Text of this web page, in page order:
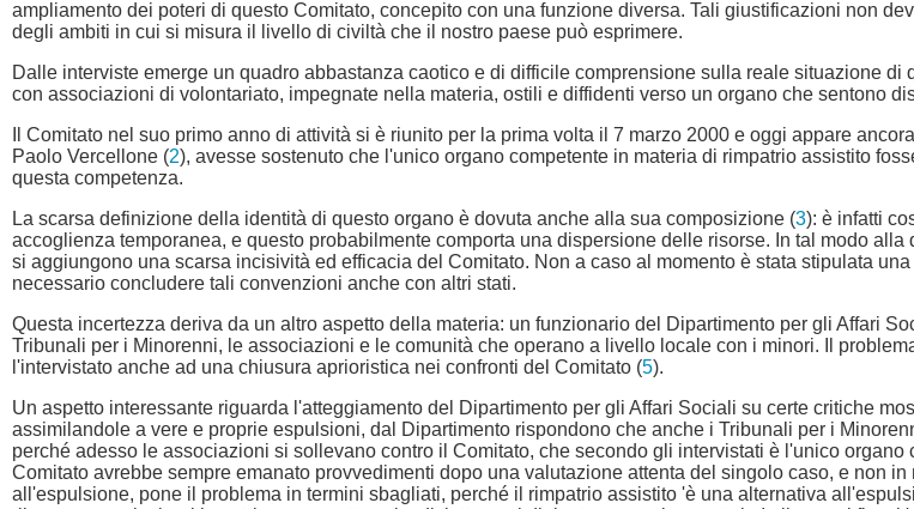
ampliamento dei poteri di questo Comitato, concepito con una funzione diversa. Tali giustificazioni non
degli ambiti in cui si misura il livello di civiltà che il nostro paese può esprimere.
Dalle interviste emerge un quadro abbastanza caotico e di difficile comprensione sulla reale situazione
con associazioni di volontariato, impegnate nella materia, ostili e diffidenti verso un organo che sentono
Il Comitato nel suo primo anno di attività si è riunito per la prima volta il 7 marzo 2000 e oggi appare
Paolo Vercellone (2), avesse sostenuto che l'unico organo competente in materia di rimpatrio assistito
questa competenza.
La scarsa definizione della identità di questo organo è dovuta anche alla sua composizione (3): è infatti
accoglienza temporanea, e questo probabilmente comporta una dispersione delle risorse. In tal modo
si aggiungono una scarsa incisività ed efficacia del Comitato. Non a caso al momento è stata stipulata
necessario concludere tali convenzioni anche con altri stati.
Questa incertezza deriva da un altro aspetto della materia: un funzionario del Dipartimento per gli Affari
Tribunali per i Minorenni, le associazioni e le comunità che operano a livello locale con i minori. Il
l'intervistato anche ad una chiusura aprioristica nei confronti del Comitato (5).
Un aspetto interessante riguarda l'atteggiamento del Dipartimento per gli Affari Sociali su certe critiche
assimilandole a vere e proprie espulsioni, dal Dipartimento rispondono che anche i Tribunali per i
perché adesso le associazioni si sollevano contro il Comitato, che secondo gli intervistati è l'unico
Comitato avrebbe sempre emanato provvedimenti dopo una valutazione attenta del singolo caso, e non
all'espulsione, pone il problema in termini sbagliati, perché il rimpatrio assistito 'è una alternativa